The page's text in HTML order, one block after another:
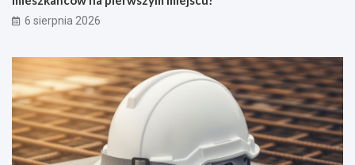
6 sierpnia 2026